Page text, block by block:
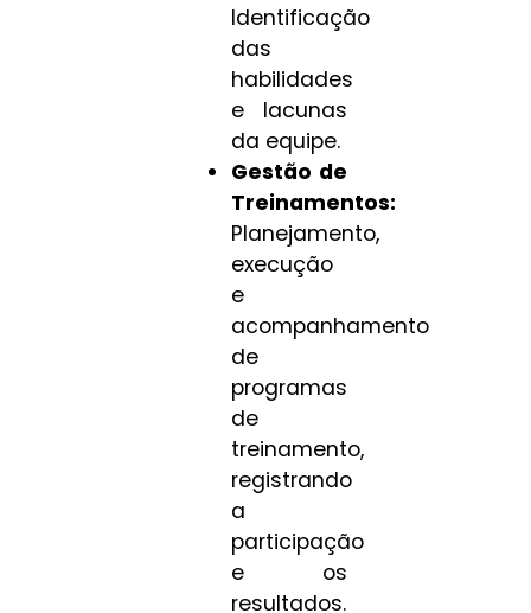
Identificação
das
habilidades
e lacunas
da equipe.
Gestão de
Treinamentos:
Planejamento,
execução
e
acompanhamento
de
programas
de
treinamento,
registrando
a
participação
e os
resultados.